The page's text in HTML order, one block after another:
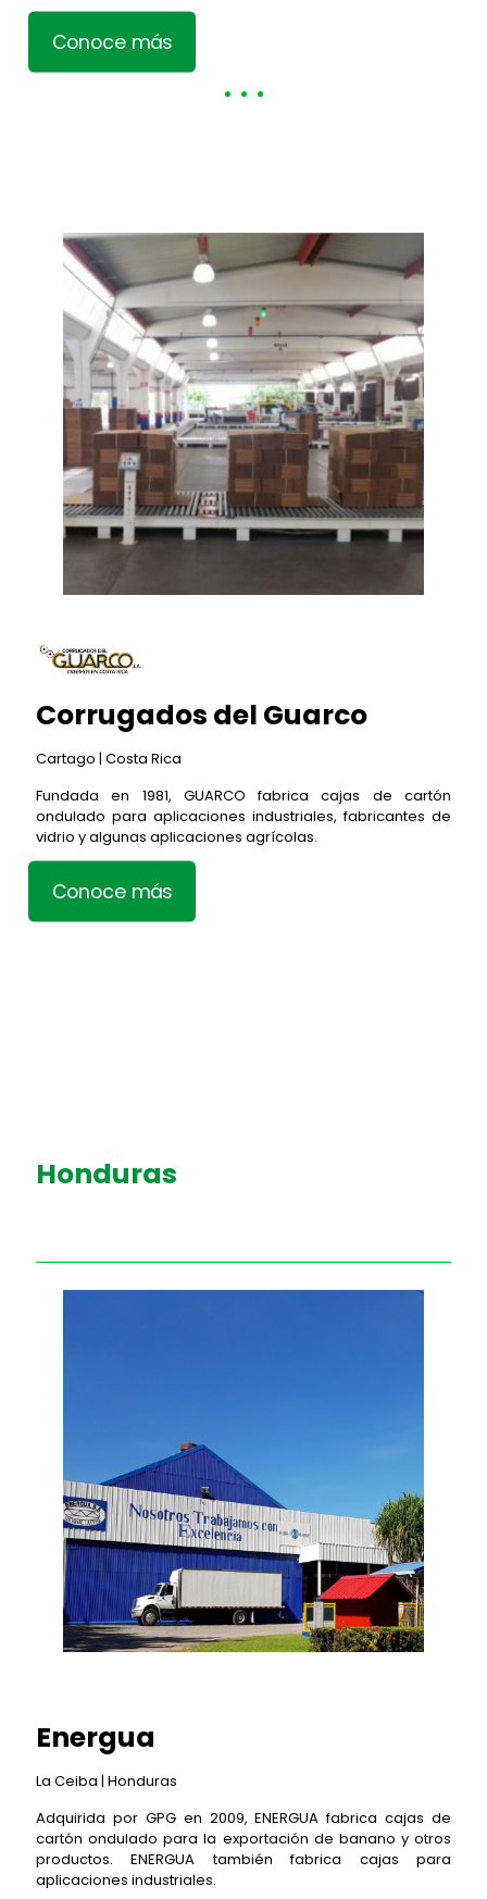
Conoce más
Corrugados del Guarco
Cartago | Costa Rica
Fundada en 1981, GUARCO fabrica cajas de cartón
ondulado para aplicaciones industriales, fabricantes de
vidrio y algunas aplicaciones agrícolas.
Conoce más
Honduras
Energua
La Ceiba | Honduras
Adquirida por GPG en 2009, ENERGUA fabrica cajas de
cartón ondulado para la exportación de banano y otros
productos. ENERGUA también fabrica cajas para
aplicaciones industriales.